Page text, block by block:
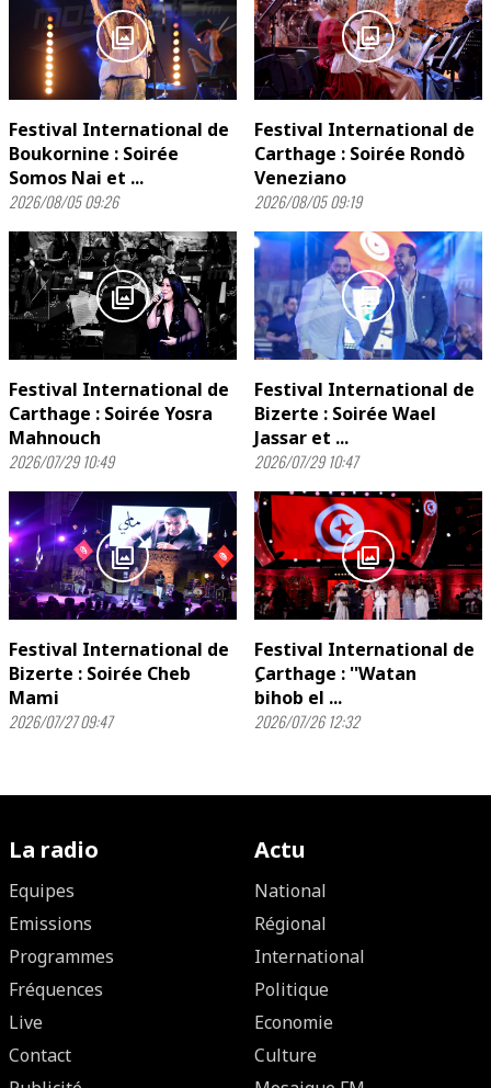
photo_library
Festival International de
Boukornine : Soirée
Somos Nai et ...
2026/08/05 09:26
photo_library
Festival International de
Carthage : Soirée Rondò
Veneziano
2026/08/05 09:19
photo_library
Festival International de
Carthage : Soirée Yosra
Mahnouch
2026/07/29 10:49
photo_library
Festival International de
Bizerte : Soirée Wael
Jassar et ...
2026/07/29 10:47
photo_library
Festival International de
Bizerte : Soirée Cheb
Mami
2026/07/27 09:47
photo_library
Festival International de
ِCarthage : ''Watan
bihob el ...
2026/07/26 12:32
La radio
Equipes
Emissions
Programmes
Fréquences
Live
Contact
Actu
National
Régional
International
Politique
Economie
Culture